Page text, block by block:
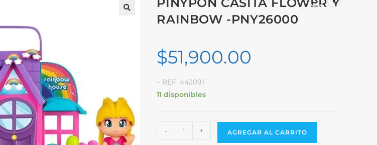
RAINBOW -PNY26000
$51,900.00
– REF. 442091
11 disponibles
- + AGREGAR AL CARRITO